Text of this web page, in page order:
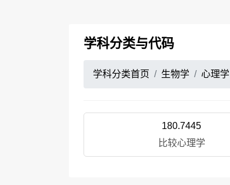
学科分类与代码
学科分类首页 生物学 心理学
180.7445
比较心理学